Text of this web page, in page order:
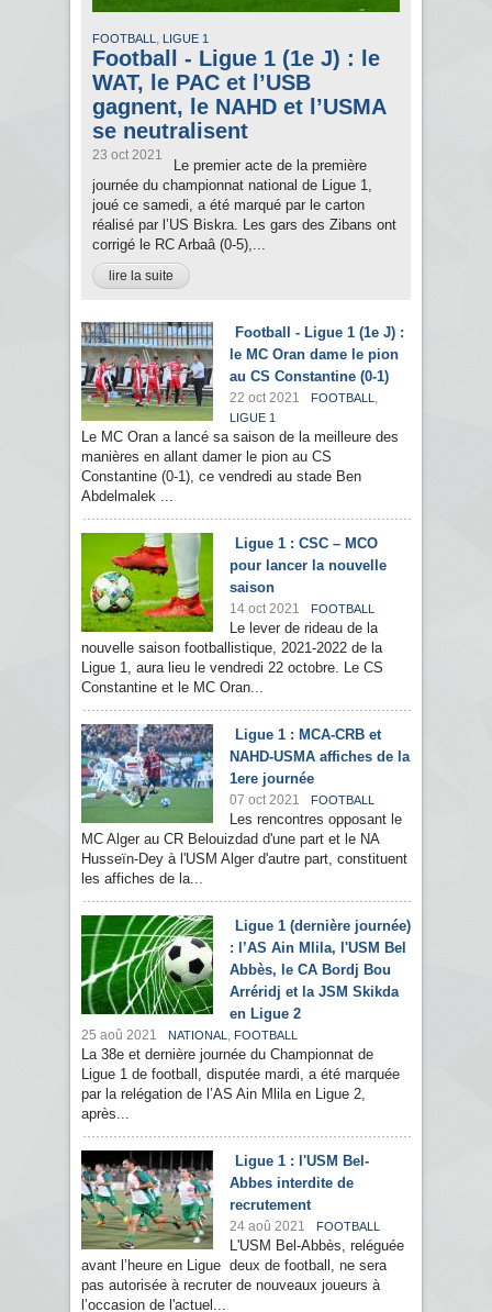
FOOTBALL , LIGUE 1
Football - Ligue 1 (1e J) : le
WAT, le PAC et l’USB
gagnent, le NAHD et l’USMA
se neutralisent
23 oct 2021
Le premier acte de la première
journée du championnat national de Ligue 1,
joué ce samedi, a été marqué par le carton
réalisé par l’US Biskra. Les gars des Zibans ont
corrigé le RC Arbaâ (0-5),...
lire la suite
Football - Ligue 1 (1e J) :
le MC Oran dame le pion
au CS Constantine (0-1)
22 oct 2021 FOOTBALL ,
LIGUE 1
Le MC Oran a lancé sa saison de la meilleure des
manières en allant damer le pion au CS
Constantine (0-1), ce vendredi au stade Ben
Abdelmalek ...
Ligue 1 : CSC – MCO
pour lancer la nouvelle
saison
14 oct 2021 FOOTBALL
Le lever de rideau de la
nouvelle saison footballistique, 2021-2022 de la
Ligue 1, aura lieu le vendredi 22 octobre. Le CS
Constantine et le MC Oran...
Ligue 1 : MCA-CRB et
NAHD-USMA affiches de la
1ere journée
07 oct 2021 FOOTBALL
Les rencontres opposant le
MC Alger au CR Belouizdad d'une part et le NA
Husseïn-Dey à l'USM Alger d'autre part, constituent
les affiches de la...
Ligue 1 (dernière journée)
: l’AS Ain Mlila, l'USM Bel
Abbès, le CA Bordj Bou
Arréridj et la JSM Skikda
en Ligue 2
25 aoû 2021 NATIONAL , FOOTBALL
La 38e et dernière journée du Championnat de
Ligue 1 de football, disputée mardi, a été marquée
par la relégation de l’AS Ain Mlila en Ligue 2,
après...
Ligue 1 : l'USM Bel-
Abbes interdite de
recrutement
24 aoû 2021 FOOTBALL
L'USM Bel-Abbès, reléguée
avant l’heure en Ligue deux de football, ne sera
pas autorisée à recruter de nouveaux joueurs à
l’occasion de l'actuel...